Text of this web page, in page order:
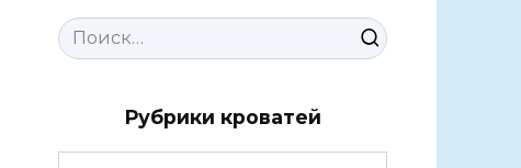
Search
for:
Рубрики кроватей